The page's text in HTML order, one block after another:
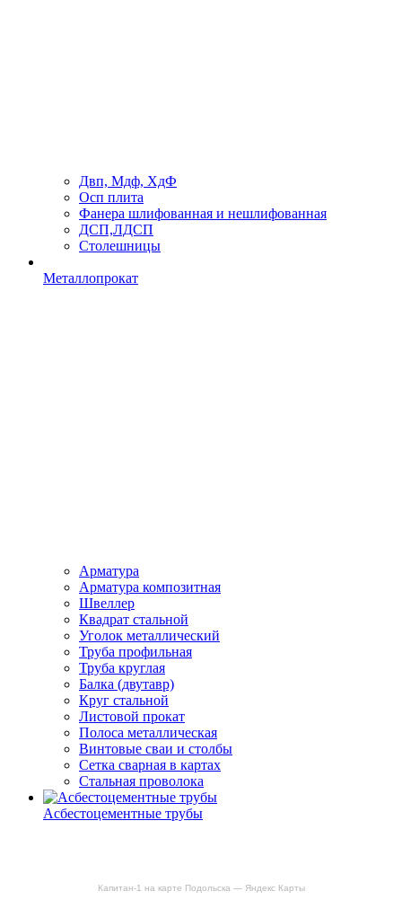
Капитан-1 на карте Подольска — Яндекс Карты
Двп, Мдф, ХдФ
Осп плита
Фанера шлифованная и нешлифованная
ДСП,ЛДСП
Столешницы
Металлопрокат
Арматура
Арматура композитная
Швеллер
Квадрат стальной
Уголок металлический
Труба профильная
Труба круглая
Балка (двутавр)
Круг стальной
Листовой прокат
Полоса металлическая
Винтовые сваи и столбы
Сетка сварная в картах
Стальная проволока
Асбестоцементные трубы